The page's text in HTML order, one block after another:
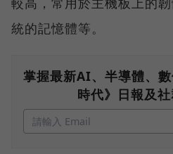
統的記憶體等。
掌握最新AI、半導體、
時代》日報及